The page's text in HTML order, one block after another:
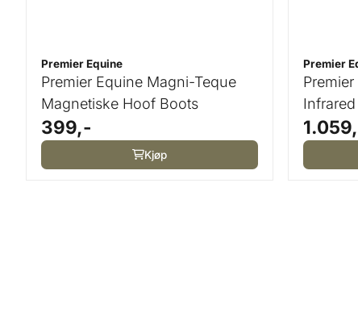
Premier Equine
Premier Equine Magni-Teque
Magnetiske Hoof Boots
399,-
Kjøp
Premier